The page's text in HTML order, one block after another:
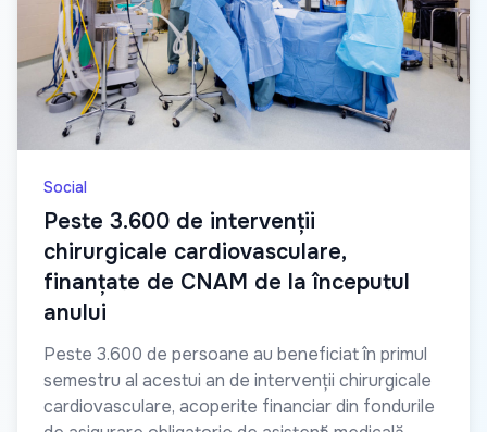
Social
Peste 3.600 de intervenții
chirurgicale cardiovasculare,
finanțate de CNAM de la începutul
anului
Peste 3.600 de persoane au beneficiat în primul
semestru al acestui an de intervenții chirurgicale
cardiovasculare, acoperite financiar din fondurile